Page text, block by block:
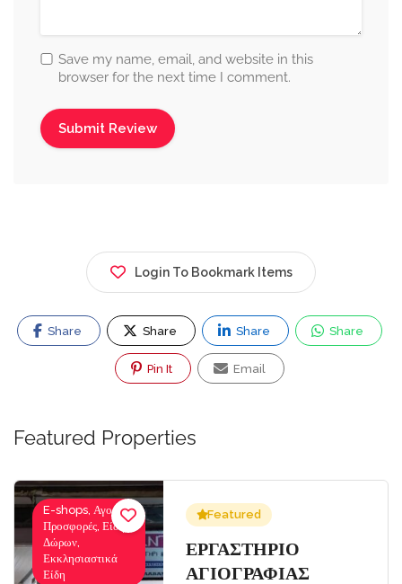
Save my name, email, and website in this
browser for the next time I comment.
Login To Bookmark Items
Share Share Share Share
Pin It Email
Featured Properties
E-shops, Αγορές-
Προσφορές, Είδη
Δώρων,
Εκκλησιαστικά
Είδη
Featured
ΕΡΓΑΣΤΗΡΙΟ
ΑΓΙΟΓΡΑΦΙΑΣ